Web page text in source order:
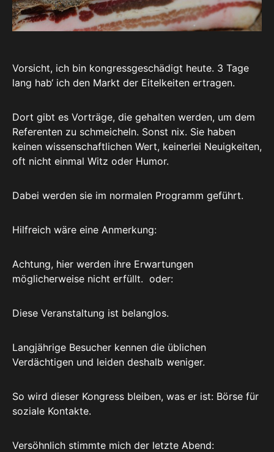
Vorsicht, ich bin kongressgeschädigt heute. 3 Tage
lang hab‘ ich den Markt der Eitelkeiten ertragen.
Dort gibt es Vorträge, die gehalten werden, um dem
Referenten zu schmeicheln. Sonst nix. Sie haben
keinen wissenschaftlichen Wert, keinerlei Neuigkeiten,
oft nicht einmal Witz oder Humor.
Dabei werden sie im normalen Programm geführt.
Hilfreich wäre eine Anmerkung:
Achtung, hier werden ihre Erwartungen
möglicherweise nicht erfüllt. oder:
Diese Veranstaltung ist belanglos.
Langjährige Besucher kennen die üblichen
Verdächtigen und leiden deshalb weniger.
So wird dieser Kongress bleiben, was er ist: Börse für
soziale Kontakte.
Versöhnlich stimmte mich der letzte Abend: